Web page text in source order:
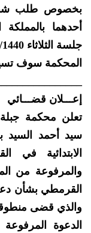
بخصوص طلب
أحدهما
المحكمة سوف
إعـــلان قضـــائي
تعلن محكمة جبلة
سيد أحمد
والمرفوعة من
القرمطي بشأن
والذي قضى
الدعوة